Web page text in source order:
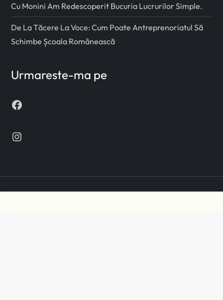
Cu Monini Am Redescoperit Bucuria Lucrurilor Simple.
De La Tăcere La Voce: Cum Poate Antreprenoriatul Să
Schimbe Școala Românească
Urmareste-ma pe